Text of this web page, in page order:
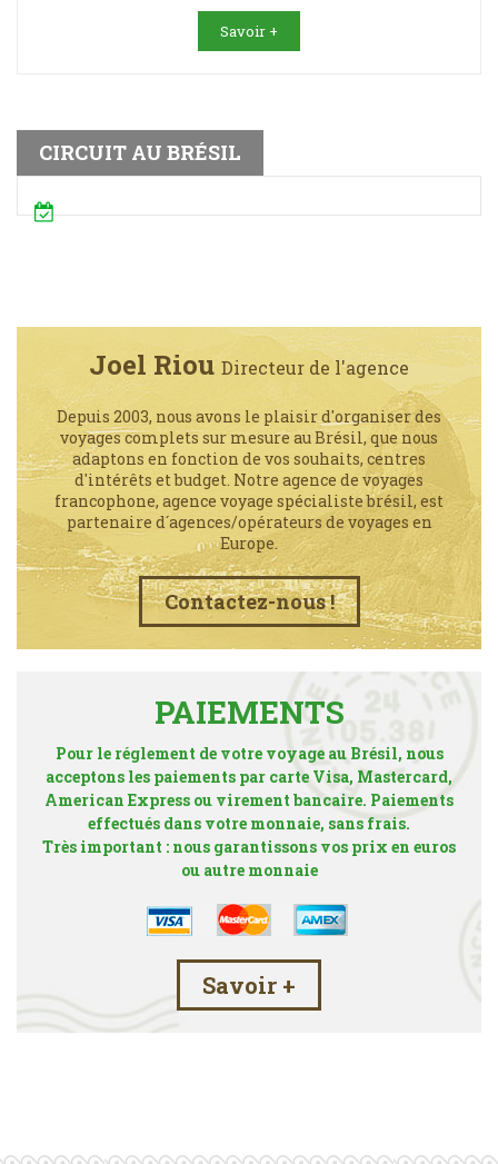
Savoir +
CIRCUIT AU BRÉSIL
Joel Riou Directeur de l'agence
Depuis 2003, nous avons le plaisir d'organiser des
voyages complets sur mesure au Brésil, que nous
adaptons en fonction de vos souhaits, centres
d'intérêts et budget. Notre agence de voyages
francophone, agence voyage spécialiste brésil, est
partenaire d´agences/opérateurs de voyages en
Europe.
Contactez-nous !
PAIEMENTS
Pour le réglement de votre voyage au Brésil, nous
acceptons les paiements par carte Visa, Mastercard,
American Express ou virement bancaire. Paiements
effectués dans votre monnaie, sans frais.
Très important : nous garantissons vos prix en euros
ou autre monnaie
Savoir +